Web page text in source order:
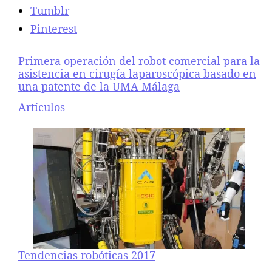
Tumblr
Pinterest
Primera operación del robot comercial para la
asistencia en cirugía laparoscópica basado en
una patente de la UMA Málaga
Respecto a
Artículos
Tendencias robóticas 2017